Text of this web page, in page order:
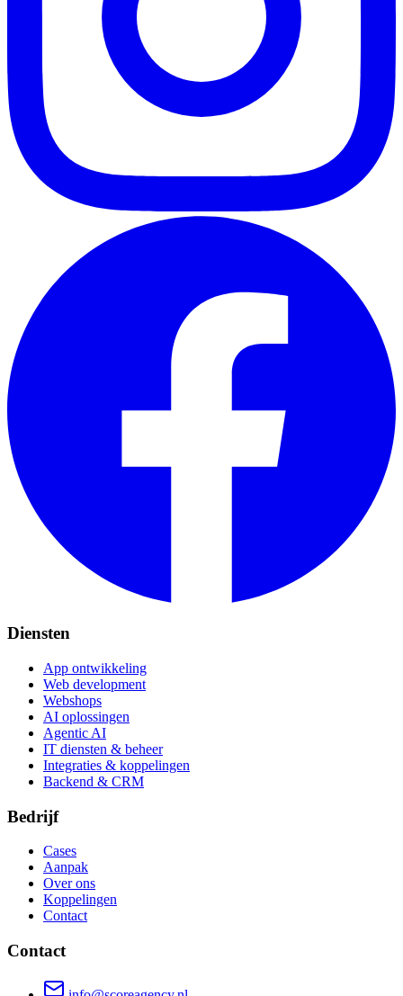
Diensten
App ontwikkeling
Web development
Webshops
AI oplossingen
Agentic AI
IT diensten & beheer
Integraties & koppelingen
Backend & CRM
Bedrijf
Cases
Aanpak
Over ons
Koppelingen
Contact
Contact